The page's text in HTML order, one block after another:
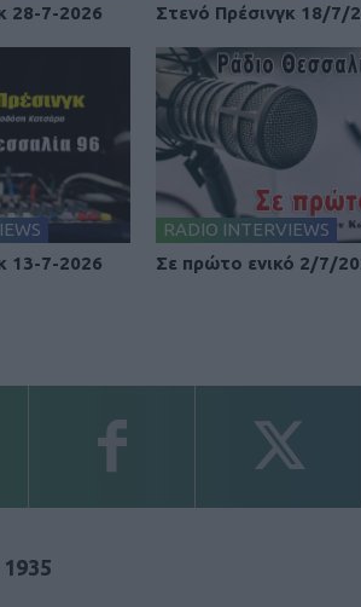
28-7-2026
Στενό Πρέσινγκ 18/7/
13-7-2026
RADIO INTERVIEWS
Σε πρώτο ενικό 2/7/